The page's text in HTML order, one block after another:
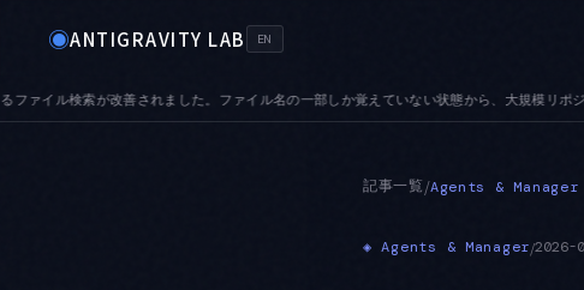
◉ANTIGRAVITY LAB EN
状態から、大規模リポジトリでも目的のファイルへ辿り着けます●AUDIO — 音声ファイル
記事一覧/Agents & Manager
◈ Agents & Manager/2026-